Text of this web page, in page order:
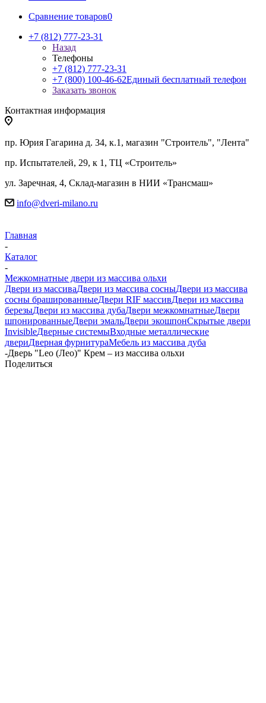
Сравнение товаров0
+7 (812) 777-23-31
Назад
Телефоны
+7 (812) 777-23-31
+7 (800) 100-46-62Единый бесплатный телефон
Заказать звонок
Контактная информация
пр. Юрия Гагарина д. 34, к.1, магазин "Строитель", "Лента"
пр. Испытателей, 29, к 1, ТЦ «Строитель»
ул. Заречная, 4, Склад-магазин в НИИ «Трансмаш»
info@dveri-milano.ru
Главная
-
Каталог
-
Межкомнатные двери из массива ольхи
Двери из массиваДвери из массива сосныДвери из массива
сосны брашированныеДвери RIF массивДвери из массива
березыДвери из массива дубаДвери межкомнатныеДвери
шпонированныеДвери эмальДвери экошпонСкрытые двери
InvisibleДверные системыВходные металлические
двериДверная фурнитураМебель из массива дуба
-Дверь "Leo (Лео)" Крем – из массива ольхи
Поделиться